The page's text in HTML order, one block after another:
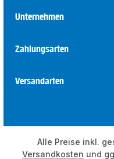
Unternehmen
Zahlungsarten
Versandarten
Alle Preise inkl.
Versandkosten und